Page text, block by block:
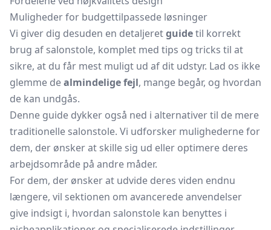
Muligheder for budgettilpassede løsninger
Vi giver dig desuden en detaljeretguidetil korrekt
brug af salonstole, komplet med tips og tricks til at
sikre, at du får mest muligt ud af dit udstyr. Lad os ikke
glemme dealmindelige fejl, mange begår, og hvordan
de kan undgås.
Denne guide dykker også ned i alternativer til de mere
traditionelle salonstole. Vi udforsker mulighederne for
dem, der ønsker at skille sig ud eller optimere deres
arbejdsområde på andre måder.
For dem, der ønsker at udvide deres viden endnu
længere, vil sektionen om avancerede anvendelser
give indsigt i, hvordan salonstole kan benyttes i